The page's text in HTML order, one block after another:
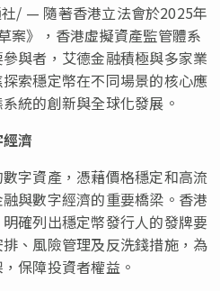
/ — 隨著香港立法會於2025年
案》，香港虛擬資產監管體系
與者，艾德金融積極與多家業
索穩定幣在不同場景的核心應
統的創新與全球化發展。
濟
字資產，憑藉價格穩定和高流
與數字經濟的重要橋梁。香港
確列出穩定幣發行人的發牌要
、風險管理及反洗錢措施，為
保障投資者權益。